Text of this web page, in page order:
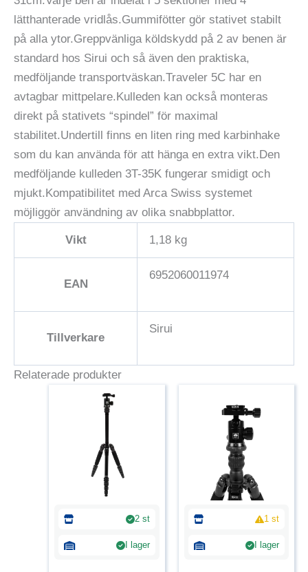
lätthanterade vridlås.Gummifötter gör stativet stabilt
på alla ytor.Greppvänliga köldskydd på 2 av benen är
standard hos Sirui och så även den praktiska,
medföljande transportväskan.Traveler 5C har en
avtagbar mittpelare.Kulleden kan också monteras
direkt på stativets “spindel” för maximal
stabilitet.Undertill finns en liten ring med karbinhake
som du kan använda för att hänga en extra vikt.Den
medföljande kulleden 3T-35K fungerar smidigt och
mjukt.Kompatibilitet med Arca Swiss systemet
möjliggör användning av olika snabbplattor.
Vikt 1,18 kg
EAN
6952060011974
Tillverkare
Sirui
Relaterade produkter
2 st
I lager
1 st
I lager